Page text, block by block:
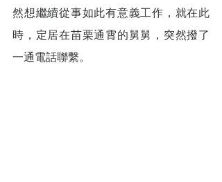
然想繼續從事如此有意義工作，就在此
時，定居在苗栗通霄的舅舅，突然撥了
一通電話聯繫。